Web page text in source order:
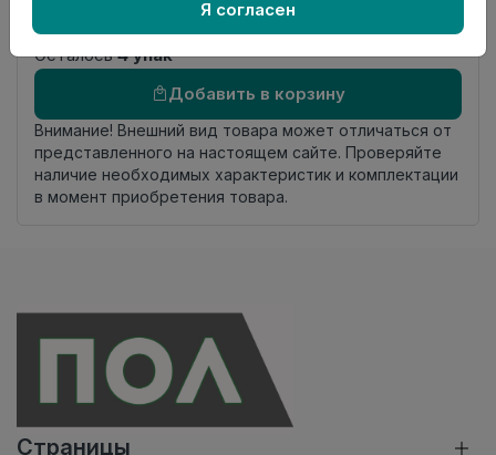
Осталось4 упак
Добавить в корзину
Внимание! Внешний вид товара может отличаться от
представленного на настоящем сайте. Проверяйте
наличие необходимых характеристик и комплектации
в момент приобретения товара.
Страницы
Я согласен